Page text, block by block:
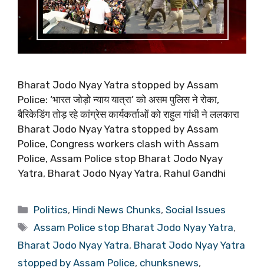
Bharat Jodo Nyay Yatra stopped by Assam
Police: ‘भारत जोड़ो न्याय यात्रा’ को असम पुलिस ने रोका,
बैरिकेडिंग तोड़ रहे कांग्रेस कार्यकर्ताओं को राहुल गांधी ने ललकारा
Bharat Jodo Nyay Yatra stopped by Assam
Police, Congress workers clash with Assam
Police, Assam Police stop Bharat Jodo Nyay
Yatra, Bharat Jodo Nyay Yatra, Rahul Gandhi
Categories
Politics, Hindi News Chunks,Social Issues
Tags
Assam Police stop Bharat Jodo Nyay Yatra,
Bharat Jodo Nyay Yatra, Bharat Jodo Nyay Yatra
stopped by Assam Police, chunksnews,